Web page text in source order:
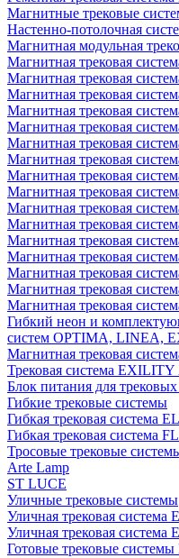
Магнитные трековые
Настенно-потолочная
Магнитная модульная
Магнитная трековая
Магнитная трековая
Магнитная трековая
Магнитная трековая
Магнитная трековая
Магнитная трековая
Магнитная трековая
Магнитная трековая
Магнитная трековая
Магнитная трековая
Магнитная трековая
Магнитная трековая
Магнитная трековая
Магнитная трековая
Магнитная трековая
Магнитная трековая
Гибкий неон и
систем OPTIMA, LINEA,
Магнитная трековая
Трековая система EXILITY
Блок питания для
Гибкие трековые системы
Гибкая трековая система
Гибкая трековая система
Тросовые трековые
Arte Lamp
ST LUCE
Уличные трековые системы
Уличная трековая система
Уличная трековая
Готовые трековые